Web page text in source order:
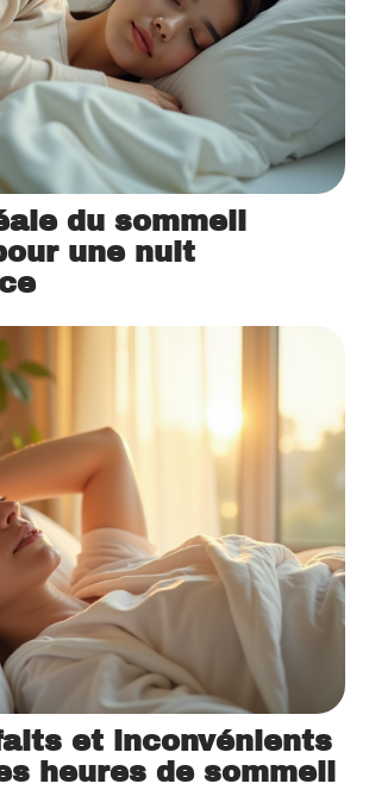
du sommeil
une nuit
et inconvénients
heures de sommeil